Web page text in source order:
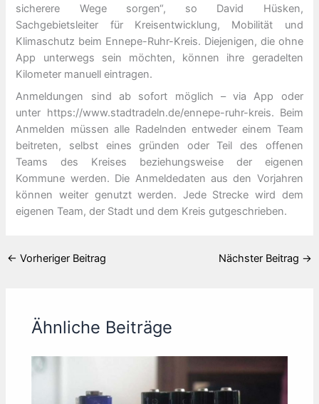
sicherere Wege sorgen“, so David Hüsken,
Sachgebietsleiter für Kreisentwicklung, Mobilität und
Klimaschutz beim Ennepe-Ruhr-Kreis. Diejenigen, die ohne
App unterwegs sein möchten, können ihre geradelten
Kilometer manuell eintragen.
Anmeldungen sind ab sofort möglich – via App oder
unter https://www.stadtradeln.de/ennepe-ruhr-kreis. Beim
Anmelden müssen alle Radelnden entweder einem Team
beitreten, selbst eines gründen oder Teil des offenen
Teams des Kreises beziehungsweise der eigenen
Kommune werden. Die Anmeldedaten aus den Vorjahren
können weiter genutzt werden. Jede Strecke wird dem
eigenen Team, der Stadt und dem Kreis gutgeschrieben.
← Vorheriger Beitrag Nächster Beitrag →
Ähnliche Beiträge